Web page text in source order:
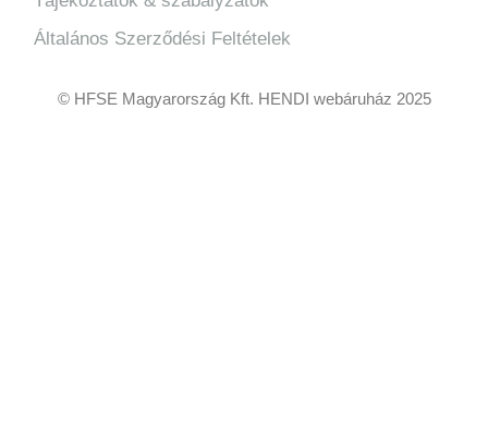
Általános Szerződési Feltételek
© HFSE Magyarország Kft. HENDI webáruház 2025